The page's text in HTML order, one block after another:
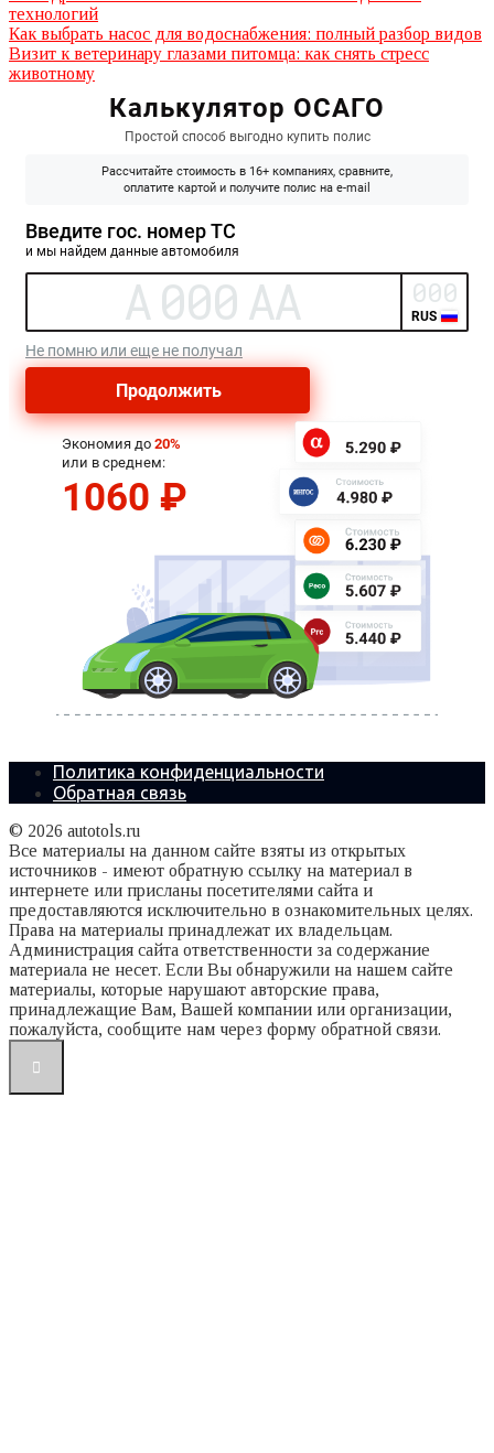
технологий
Как выбрать насос для водоснабжения: полный разбор видов
Визит к ветеринару глазами питомца: как снять стресс
животному
Политика конфиденциальности
Обратная связь
© 2026 autotols.ru
Все материалы на данном сайте взяты из открытых
источников - имеют обратную ссылку на материал в
интернете или присланы посетителями сайта и
предоставляются исключительно в ознакомительных целях.
Права на материалы принадлежат их владельцам.
Администрация сайта ответственности за содержание
материала не несет. Если Вы обнаружили на нашем сайте
материалы, которые нарушают авторские права,
принадлежащие Вам, Вашей компании или организации,
пожалуйста, сообщите нам через форму обратной связи.